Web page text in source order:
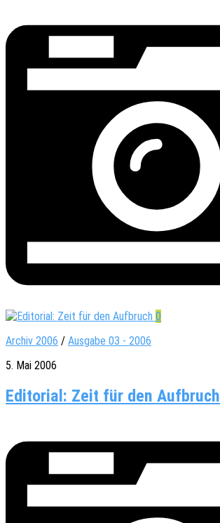
0
Archiv 2006 / Ausgabe 03 - 2006
5. Mai 2006
Editorial: Zeit für den Aufbruch